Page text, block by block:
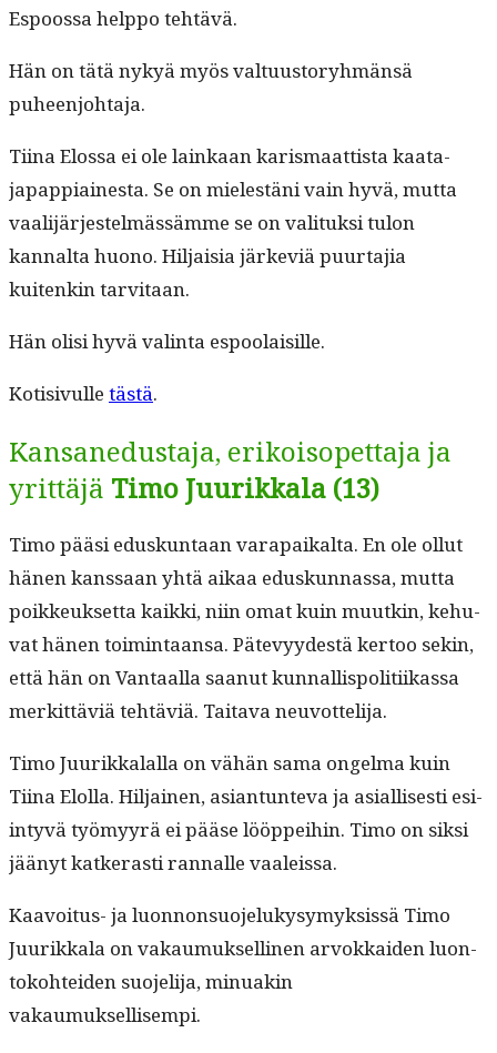
Espoos­sa help­po tehtävä.
Hän on tätä nykyä myös val­tu­us­to­ryh­män­sä
puheenjohtaja.
Tiina Elos­sa ei ole lainkaan karis­maat­tista kaata­
japap­pi­aines­ta. Se on mielestäni vain hyvä, mut­ta
vaal­i­jär­jestelmässämme se on val­i­tuk­si tulon
kannal­ta huono. Hil­jaisia järke­viä puur­ta­jia
kuitenkin tarvitaan.
Hän olisi hyvä val­in­ta espoolaisille.
Koti­sivulle tästä.
Kansanedustaja, erikoisopettaja ja
yrittäjä Timo Juurikkala (13)
Timo pääsi eduskun­taan vara­paikalta. En ole ollut
hänen kanssaan yhtä aikaa eduskun­nas­sa, mut­ta
poikkeuk­set­ta kaik­ki, niin omat kuin muutkin, kehu­
vat hänen toim­intaansa. Pätevyy­destä ker­too sekin,
että hän on Van­taal­la saanut kun­nal­lispoli­ti­ikas­sa
merkit­täviä tehtäviä. Taita­va neuvottelija.
Timo Juurikkalal­la on vähän sama ongel­ma kuin
Tiina Elol­la. Hil­jainen, asiantun­te­va ja asial­lis­es­ti esi­
in­tyvä työmyyrä ei pääse lööppei­hin. Timo on sik­si
jäänyt katk­erasti ran­nalle vaaleissa.
Kaavoitus- ja luon­non­suo­jelukysymyk­sis­sä Timo
Juurikkala on vakau­muk­selli­nen arvokkaiden luon­
toko­htei­den suo­jeli­ja, min­u­akin
vakaumuksellisempi.